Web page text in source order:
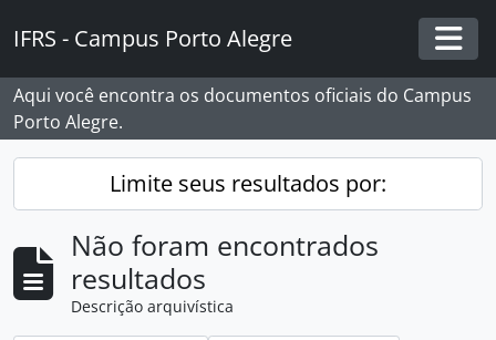
IFRS - Campus Porto Alegre
Aqui você encontra os documentos oficiais do Campus
Porto Alegre.
Limite seus resultados por:
Não foram encontrados
resultados
Descrição arquivística